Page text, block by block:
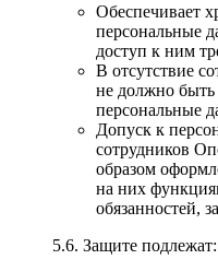
Обеспечивает
персональные
доступ к ним
В отсутствие
не должно
персональные
Допуск к
сотрудников
образом
на них
обязанностей,
5.6. Защите подлежат: